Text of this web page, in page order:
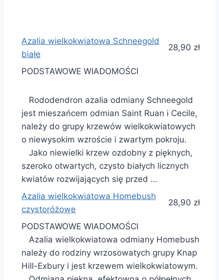
Azalia wielkokwiatowa Schneegold
białe
28,90 zł
PODSTAWOWE WIADOMOŚCI
Rododendron azalia odmiany Schneegold
jest mieszańcem odmian Saint Ruan i Cecile,
należy do grupy krzewów wielkokwiatowych
o niewysokim wzroście i zwartym pokroju.
Jako niewielki krzew ozdobny z pięknych,
szeroko otwartych, czysto białych licznych
kwiatów rozwijających się przed …
Azalia wielkokwiatowa Homebush
czystoróżowe
28,90 zł
PODSTAWOWE WIADOMOŚCI
Azalia wielkokwiatowa odmiany Homebush
należy do rodziny wrzosowatych grupy Knap
Hill-Exbury i jest krzewem wielkokwiatowym.